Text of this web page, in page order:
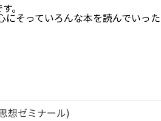
。
そっていろんな本を読んでいった
想ゼミナール)